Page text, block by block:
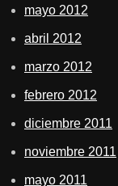
mayo 2012
abril 2012
marzo 2012
febrero 2012
diciembre 2011
noviembre 2011
mayo 2011